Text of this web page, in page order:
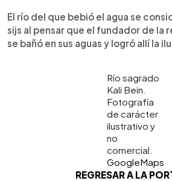
El río del que bebió el agua se
sijs al pensar que el fundador de la
se bañó en sus aguas y logró allí la
Río sagrado
Kali Bein.
Fotografía
de carácter
ilustrativo y
no
comercial.
GoogleMaps
REGRESAR A LA